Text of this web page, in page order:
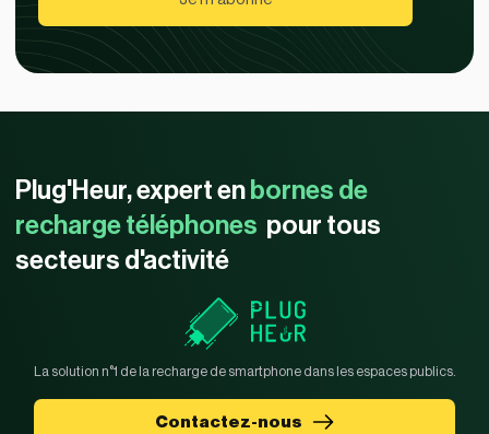
Plug'Heur, expert en bornes de
recharge téléphones pour tous
secteurs d'activité
La solution n°1 de la recharge de smartphone dans les espaces publics.
Contactez-nous